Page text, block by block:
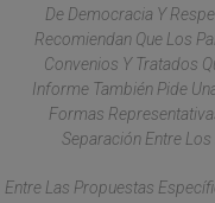
De Democracia Y
Recomiendan Que Los
Convenios Y Tratados
Informe También Pide
Formas
Separación Entre
Entre Las Propuestas